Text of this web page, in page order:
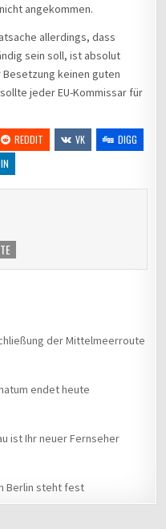
angekommen.
allerdings, dass
sein soll, ist absolut
keinen guten
jeder EU-Kommissar für
REDDIT VK
DIGG
der Mittelmeerroute
endet heute
ist Ihr neuer Fernseher
Berlin steht fest